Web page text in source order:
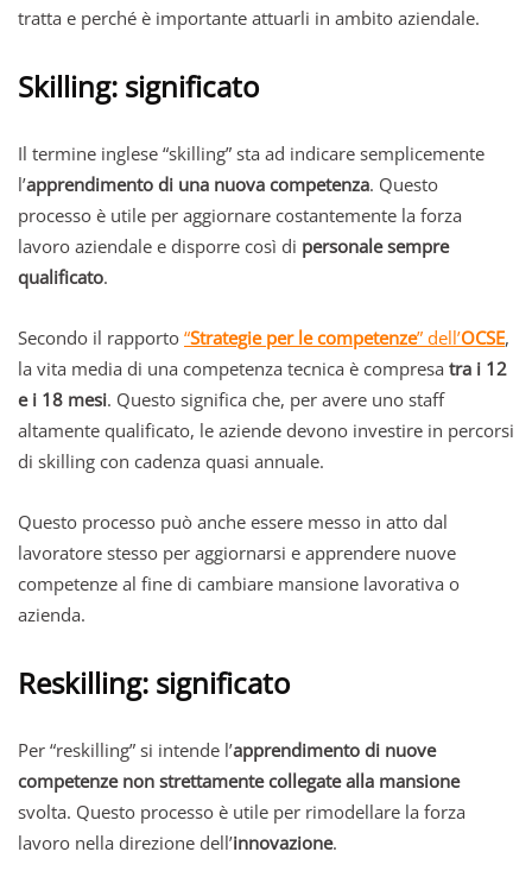
tratta e perché è importante attuarli in ambito aziendale.
Skilling: significato
Il termine inglese “skilling” sta ad indicare semplicemente
l’apprendimento di una nuova competenza. Questo
processo è utile per aggiornare costantemente la forza
lavoro aziendale e disporre così di personale sempre
qualificato.
Secondo il rapporto “Strategie per le competenze” dell’OCSE,
la vita media di una competenza tecnica è compresa tra i 12
e i 18 mesi. Questo significa che, per avere uno staff
altamente qualificato, le aziende devono investire in percorsi
di skilling con cadenza quasi annuale.
Questo processo può anche essere messo in atto dal
lavoratore stesso per aggiornarsi e apprendere nuove
competenze al fine di cambiare mansione lavorativa o
azienda.
Reskilling: significato
Per “reskilling” si intende l’apprendimento di nuove
competenze non strettamente collegate alla mansione
svolta. Questo processo è utile per rimodellare la forza
lavoro nella direzione dell’innovazione.